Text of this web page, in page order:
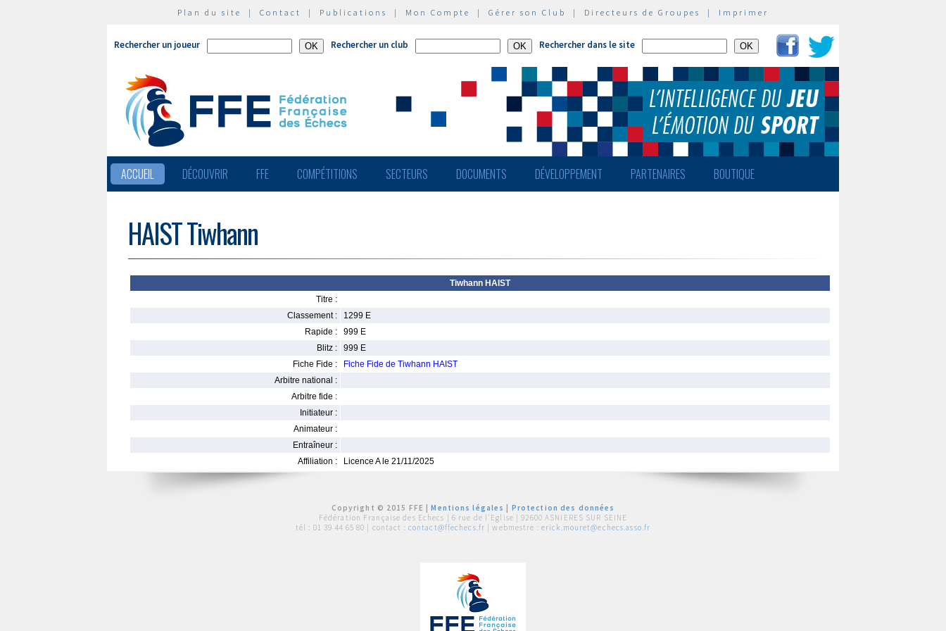
Plan du site | Contact | Publications | Mon Compte | Gérer son Club | Directeurs de Groupes | Imprimer
Rechercher un joueur Rechercher un club Rechercher dans le site
ACCUEIL DÉCOUVRIR FFE COMPÉTITIONS SECTEURS DOCUMENTS DÉVELOPPEMENT PARTENAIRES BOUTIQUE
HAIST Tiwhann
Tiwhann HAIST
Titre :
Classement :
1299 E
Rapide :
999 E
Blitz :
999 E
Fiche Fide :
Fiche Fide de Tiwhann HAIST
Arbitre national :
Arbitre fide :
Initiateur :
Animateur :
Entraîneur :
Affiliation :
Licence A le 21/11/2025
Copyright © 2015 FFE |Mentions légales
Protection des données
Fédération Française des Echecs | 6 rue de l'Eglise | 92600 ASNIERES SUR SEINE
tél : 01 39 44 65 80 | contact : contact@ffechecs.fr | webmestre : erick.mouret@echecs.asso.fr